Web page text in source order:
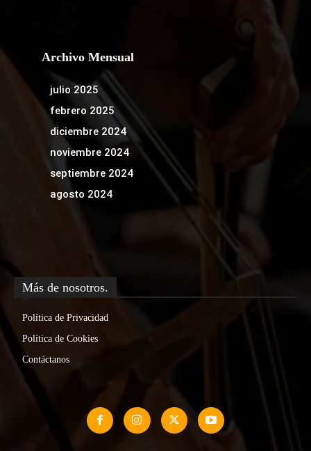
Archivo Mensual
julio 2025
febrero 2025
diciembre 2024
noviembre 2024
septiembre 2024
agosto 2024
Más de nosotros.
Política de Privacidad
Política de Cookies
Contáctanos